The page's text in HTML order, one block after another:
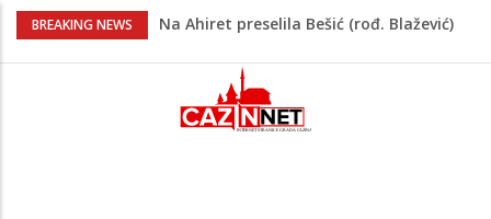
BREAKING NEWS
Na Ahiret preselila Bešić (rođ. Blažević)
Na Ahiret preselio ŠUPUK (Refik) ŠEFIK
Evo koje države su zasad za, a koje
protiv Infantina na izborima: Srbija i